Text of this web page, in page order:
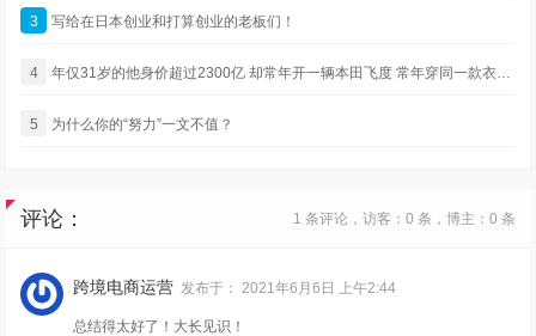
3 写给在日本创业和打算创业的老板们！
4 年仅31岁的他身价超过2300亿 却常年开一辆本田飞度 常年穿同一款衣服 还没有绯闻
5 为什么你的“努力”一文不值？
评论： 1 条评论，访客：0 条，博主：0 条
跨境电商运营 发布于：2021年6月6日 上午2:44
总结得太好了！大长见识！